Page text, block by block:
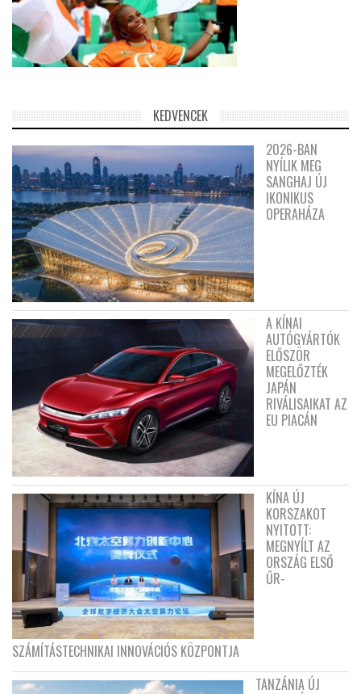
KEDVENCEK
2026-BAN
NYÍLIK MEG
SANGHAJ ÚJ
IKONIKUS
OPERAHÁZA
A KÍNAI
AUTÓGYÁRTÓK
ELŐSZÖR
MEGELŐZTÉK
JAPÁN
RIVÁLISAIKAT AZ
EU PIACÁN
KÍNA ÚJ
KORSZAKOT
NYITOTT:
MEGNYÍLT AZ
ORSZÁG ELSŐ
ŰR-
SZÁMÍTÁSTECHNIKAI INNOVÁCIÓS KÖZPONTJA
TANZÁNIA ÚJ